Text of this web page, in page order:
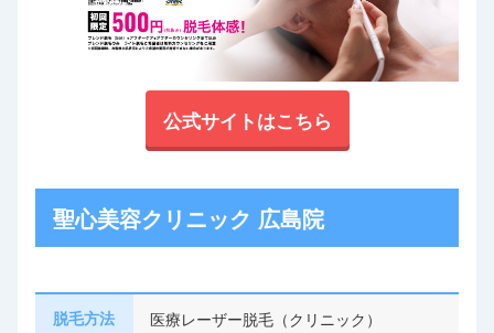
公式サイトはこちら
聖心美容クリニック 広島院
脱毛方法 医療レーザー脱毛（クリニック）